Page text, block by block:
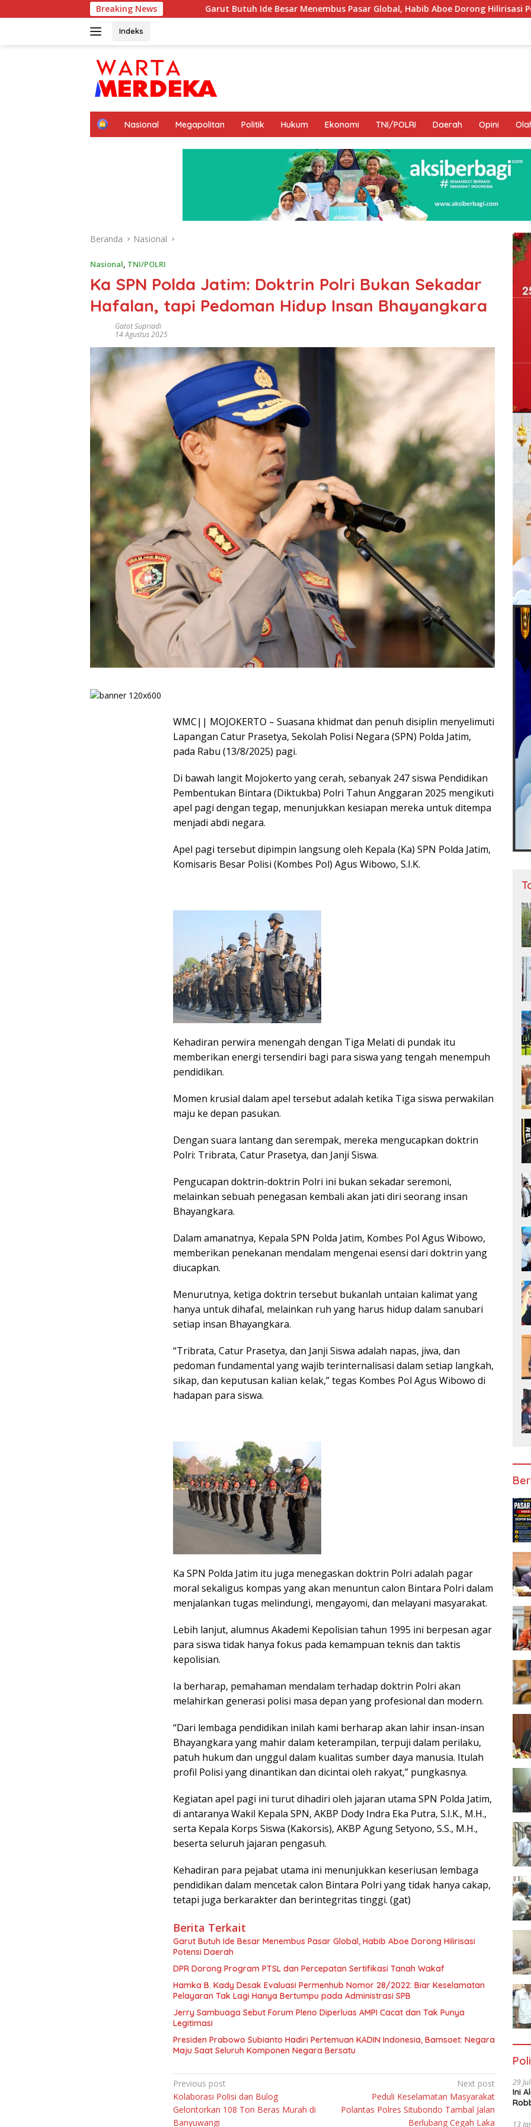
ke
Breaking News
Garut Butuh Ide Besar Menembus Pasar Global, Habib Aboe Dorong Hilirisasi Potensi Daerah
Indeks
H
Nasional Megapolitan Politik Hukum Ekonomi TNI/POLRI Daerah Opini
Beranda Nasional
Nasional TNI/POLRI
Ka SPN Polda Jatim: Doktrin Polri Bukan Sekadar
Hafalan, tapi Pedoman Hidup Insan Bhayangkara
Gatot Supriadi
14 Agustus 2025
WMC|| MOJOKERTO – Suasana khidmat dan penuh disiplin menyelimuti
Lapangan Catur Prasetya, Sekolah Polisi Negara (SPN) Polda Jatim,
pada Rabu (13/8/2025) pagi.
Di bawah langit Mojokerto yang cerah, sebanyak 247 siswa Pendidikan
Pembentukan Bintara (Diktukba) Polri Tahun Anggaran 2025 mengikuti
apel pagi dengan tegap, menunjukkan kesiapan mereka untuk ditempa
menjadi abdi negara.
Apel pagi tersebut dipimpin langsung oleh Kepala (Ka) SPN Polda Jatim,
Komisaris Besar Polisi (Kombes Pol) Agus Wibowo, S.I.K.
Kehadiran perwira menengah dengan Tiga Melati di pundak itu
memberikan energi tersendiri bagi para siswa yang tengah menempuh
pendidikan.
Momen krusial dalam apel tersebut adalah ketika Tiga siswa perwakilan
maju ke depan pasukan.
Dengan suara lantang dan serempak, mereka mengucapkan doktrin
Polri: Tribrata, Catur Prasetya, dan Janji Siswa.
Pengucapan doktrin-doktrin Polri ini bukan sekadar seremoni,
melainkan sebuah penegasan kembali akan jati diri seorang insan
Bhayangkara.
Dalam amanatnya, Kepala SPN Polda Jatim, Kombes Pol Agus Wibowo,
memberikan penekanan mendalam mengenai esensi dari doktrin yang
diucapkan.
Menurutnya, ketiga doktrin tersebut bukanlah untaian kalimat yang
hanya untuk dihafal, melainkan ruh yang harus hidup dalam sanubari
setiap insan Bhayangkara.
“Tribrata, Catur Prasetya, dan Janji Siswa adalah napas, jiwa, dan
pedoman fundamental yang wajib terinternalisasi dalam setiap langkah,
sikap, dan keputusan kalian kelak,” tegas Kombes Pol Agus Wibowo di
hadapan para siswa.
Ka SPN Polda Jatim itu juga menegaskan doktrin Polri adalah pagar
moral sekaligus kompas yang akan menuntun calon Bintara Polri dalam
menjalankan tugas melindungi, mengayomi, dan melayani masyarakat.
Lebih lanjut, alumnus Akademi Kepolisian tahun 1995 ini berpesan agar
para siswa tidak hanya fokus pada kemampuan teknis dan taktis
kepolisian.
Ia berharap, pemahaman mendalam terhadap doktrin Polri akan
melahirkan generasi polisi masa depan yang profesional dan modern.
“Dari lembaga pendidikan inilah kami berharap akan lahir insan-insan
Bhayangkara yang mahir dalam keterampilan, terpuji dalam perilaku,
patuh hukum dan unggul dalam kualitas sumber daya manusia. Itulah
profil Polisi yang dinantikan dan dicintai oleh rakyat,” pungkasnya.
Kegiatan apel pagi ini turut dihadiri oleh jajaran utama SPN Polda Jatim,
di antaranya Wakil Kepala SPN, AKBP Dody Indra Eka Putra, S.I.K., M.H.,
serta Kepala Korps Siswa (Kakorsis), AKBP Agung Setyono, S.S., M.H.,
beserta seluruh jajaran pengasuh.
Kehadiran para pejabat utama ini menunjukkan keseriusan lembaga
pendidikan dalam mencetak calon Bintara Polri yang tidak hanya cakap,
tetapi juga berkarakter dan berintegritas tinggi. (gat)
Berita Terkait
Garut Butuh Ide Besar Menembus Pasar Global, Habib Aboe Dorong Hilirisasi
Potensi Daerah
DPR Dorong Program PTSL dan Percepatan Sertifikasi Tanah Wakaf
Hamka B. Kady Desak Evaluasi Permenhub Nomor 28/2022: Biar Keselamatan
Pelayaran Tak Lagi Hanya Bertumpu pada Administrasi SPB
Jerry Sambuaga Sebut Forum Pleno Diperluas AMPI Cacat dan Tak Punya
Legitimasi
Presiden Prabowo Subianto Hadiri Pertemuan KADIN Indonesia, Bamsoet: Negara
Maju Saat Seluruh Komponen Negara Bersatu
Navigasi
pos
Previous post
Kolaborasi Polisi dan Bulog
Gelontorkan 108 Ton Beras Murah di
Banyuwangi
Next post
Peduli Keselamatan Masyarakat
Polantas Polres Situbondo Tambal Jalan
Berlubang Cegah Laka
29
Ini
13